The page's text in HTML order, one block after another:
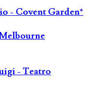
- Covent Garden*
- Teatro